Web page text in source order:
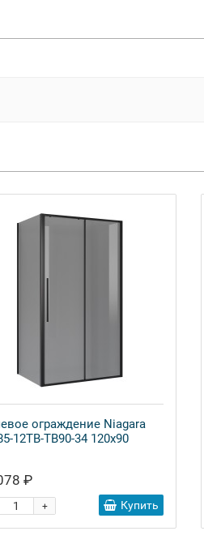
ограждение Niagara
12TB-TB90-34 120x90
₽
+ Купить